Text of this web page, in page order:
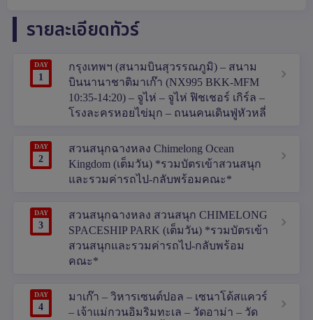
รายละเอียดทัวร์
DAY
1
กรุงเทพฯ (สนามบินสุวรรณภูมิ) – สนาม
บินนานาชาติมาเก๊า (NX995 BKK-MFM
10:35-14:20) – จูไห่ – จูไห่ ฟิชเชอร์ เกิร์ล –
โรงละครหอยไข่มุก – ถนนคนเดินฟู่หัวหลี่
DAY
2
สวนสนุกฉางหลง Chimelong Ocean
Kingdom (เต็มวัน) *รวมบัตรเข้าสวนสนุก
และรวมค่ารถไป-กลับพร้อมคณะ*
DAY
3
สวนสนุกฉางหลง สวนสนุก CHIMELONG
SPACESHIP PARK (เต็มวัน) *รวมบัตรเข้า
สวนสนุกและรวมค่ารถไป-กลับพร้อม
คณะ*
DAY
4
มาเก๊า – วิหารเซนต์ปอล – เซนาโด้สแควร์
– เจ้าแม่กวนอิมริมทะเล – วัดอาม่า – วัด